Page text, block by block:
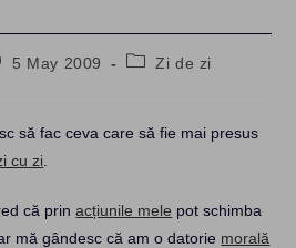
5 May 2009
PostZi de zi
să fac ceva care să fie mai presus
cu zi
că prinacțiunile mele pot schimba
mă gândesc că am o datorie morală